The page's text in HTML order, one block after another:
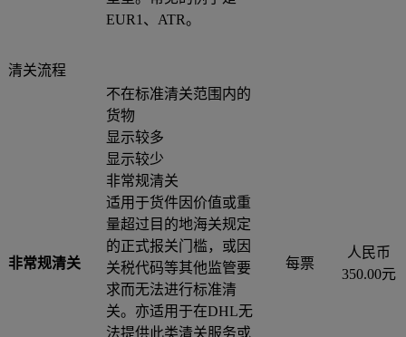
EUR1、ATR。
清关流程
非常规清关
不在标准清关范围内的
货物
显示较多
显示较少
非常规清关
适用于货件因价值或重
量超过目的地海关规定
的正式报关门槛，或因
关税代码等其他监管要
求而无法进行标准清
关。亦适用于在DHL无
法提供此类清关服务或
每票
人民币
350.00元